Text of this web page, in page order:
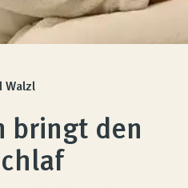
Walzl
bringt den